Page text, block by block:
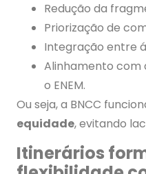
Redução da
Priorização de
Integração entre
Alinhamento com
o ENEM.
Ou seja, a BNCC
equidade, evitando
Itinerários